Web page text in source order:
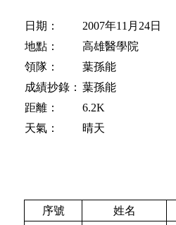
日期：
2007年11月24日
地點：
高雄醫學院
領隊：
葉孫能
成績抄錄： 葉孫能
距離：
6.2K
天氣：
晴天
序號 姓名